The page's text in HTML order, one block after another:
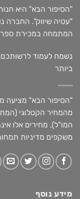
"הסיפור הבא" היא
המתמחה במכירת
נשמח לעמוד
ביותר
"הסיפור הבא" מציעה
מהמחיר הקטלוגי
המו"ל). מחירים אלו
משקפים מדיניות
מידע נוסף